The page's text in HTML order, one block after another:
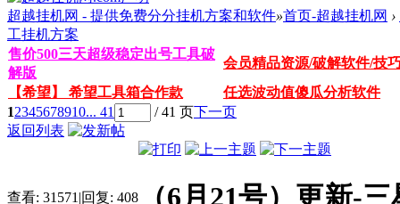
超越挂机网 - 提供免费分分挂机方案和软件»首页-超越挂机网 ›
工挂机方案
售价500三天超级稳定出号工具破
解版
会员精品资源/破解软件/技
【希望】 希望工具箱合作款
任选波动值傻瓜分析软件
12345678910... 41 / 41 页下一页
返回列表
查看: 31571 |回复: 408 （6月21号）更新-